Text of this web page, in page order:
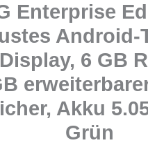
Enterprise
Android-
6 GB
Akku
Grün